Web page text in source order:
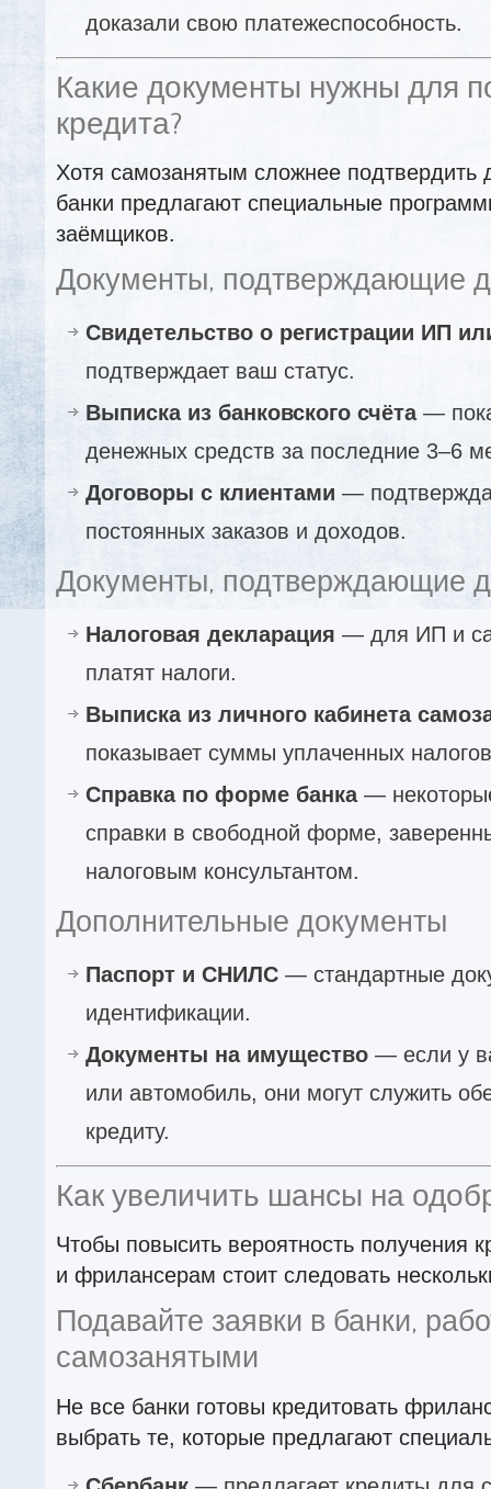
доказали свою платежеспособность.
Какие документы нужны для
кредита?
Хотя самозанятым сложнее подтвердить
банки предлагают специальные
заёмщиков.
Документы, подтверждающие
Свидетельство о регистрации ИП
подтверждает ваш статус.
Выписка из банковского счёта—
денежных средств за последние 3–6
Договоры с клиентами —
постоянных заказов и доходов.
Документы, подтверждающие
Налоговая декларация — для ИП и
платят налоги.
Выписка из личного кабинета
показывает суммы уплаченных
Справка по форме банка—
справки в свободной форме,
налоговым консультантом.
Дополнительные документы
Паспорт и СНИЛС — стандартные
идентификации.
Документы на имущество — если у
или автомобиль, они могут служить
кредиту.
Как увеличить шансы на
Чтобы повысить вероятность получения
и фрилансерам стоит следовать
Подавайте заявки в банки,
самозанятыми
Не все банки готовы кредитовать
выбрать те, которые предлагают